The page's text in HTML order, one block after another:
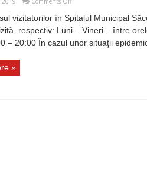
și
program
vizite
în
vizitatorilor în Spitalul Municipal
respectiv: Luni – Vineri – între
– 20:00 În cazul unor situaţii
»